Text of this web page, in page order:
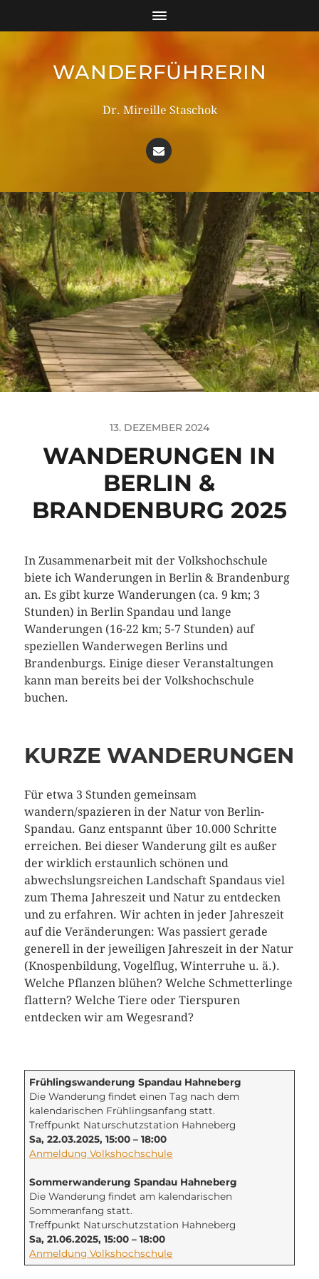
WANDERFÜHRERIN
Dr. Mireille Staschok
13. DEZEMBER 2024
WANDERUNGEN IN
BERLIN &
BRANDENBURG 2025
In Zusammenarbeit mit der Volkshochschule
biete ich Wanderungen in Berlin & Brandenburg
an. Es gibt kurze Wanderungen (ca. 9 km; 3
Stunden) in Berlin Spandau und lange
Wanderungen (16-22 km; 5-7 Stunden) auf
speziellen Wanderwegen Berlins und
Brandenburgs. Einige dieser Veranstaltungen
kann man bereits bei der Volkshochschule
buchen.
KURZE WANDERUNGEN
Für etwa 3 Stunden gemeinsam
wandern/spazieren in der Natur von Berlin-
Spandau. Ganz entspannt über 10.000 Schritte
erreichen. Bei dieser Wanderung gilt es außer
der wirklich erstaunlich schönen und
abwechslungsreichen Landschaft Spandaus viel
zum Thema Jahreszeit und Natur zu entdecken
und zu erfahren. Wir achten in jeder Jahreszeit
auf die Veränderungen: Was passiert gerade
generell in der jeweiligen Jahreszeit in der Natur
(Knospenbildung, Vogelflug, Winterruhe u. ä.).
Welche Pflanzen blühen? Welche Schmetterlinge
flattern? Welche Tiere oder Tierspuren
entdecken wir am Wegesrand?
Frühlingswanderung Spandau Hahneberg
Die Wanderung findet einen Tag nach dem
kalendarischen Frühlingsanfang statt.
Treffpunkt Naturschutzstation Hahneberg
Sa, 22.03.2025, 15:00 – 18:00
Anmeldung Volkshochschule
Sommerwanderung Spandau Hahneberg
Die Wanderung findet am kalendarischen
Sommeranfang statt.
Treffpunkt Naturschutzstation Hahneberg
Sa, 21.06.2025, 15:00 – 18:00
Anmeldung Volkshochschule